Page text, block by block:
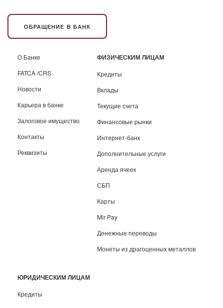
ОБРАЩЕНИЕ В БАНК
О Банке
FATCA /CRS
Новости
Карьера в банке
Залоговое имущество
Контакты
Реквизиты
ФИЗИЧЕСКИМ ЛИЦАМ
Кредиты
Вклады
Текущие счета
Финансовые рынки
Интернет-банк
Дополнительные услуги
Аренда ячеек
СБП
Карты
Mir Pay
Денежные переводы
Монеты из драгоценных металлов
ЮРИДИЧЕСКИМ ЛИЦАМ
Кредиты